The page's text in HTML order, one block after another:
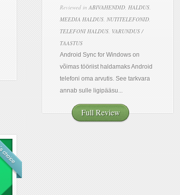
Reviewed inABIVAHENDID, HALDUS,
MEEDIA HALDUS, NUTITELEFONID,
TELEFONI HALDUS, VARUNDUS /
TAASTUS
Android Sync for Windows on
võimas tööriist haldamaks Android
telefoni oma arvutis. See tarkvara
annab sulle ligipääsu...
Full Review